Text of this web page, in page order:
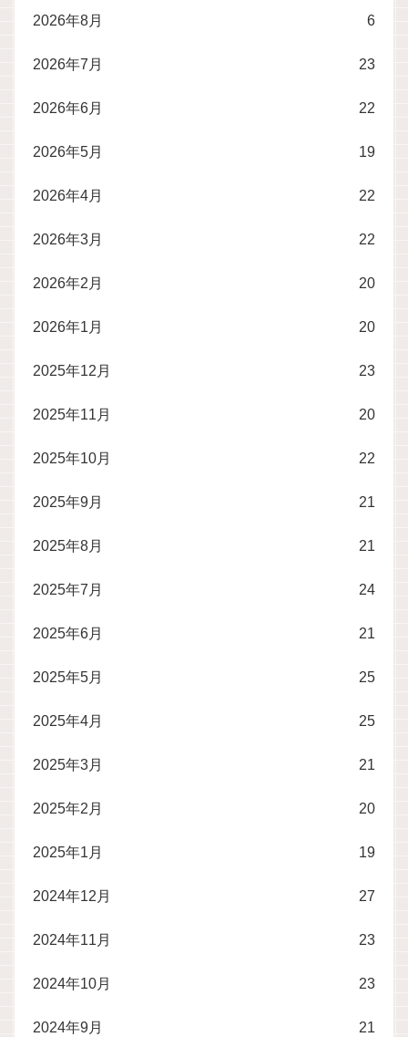
2026年8月 6
2026年7月 23
2026年6月 22
2026年5月 19
2026年4月 22
2026年3月 22
2026年2月 20
2026年1月 20
2025年12月 23
2025年11月 20
2025年10月 22
2025年9月 21
2025年8月 21
2025年7月 24
2025年6月 21
2025年5月 25
2025年4月 25
2025年3月 21
2025年2月 20
2025年1月 19
2024年12月 27
2024年11月 23
2024年10月 23
2024年9月 21